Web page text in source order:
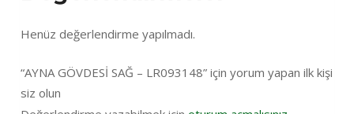
Henüz değerlendirme yapılmadı.
“AYNA GÖVDESİ SAĞ – LR093148” için yorum yapan ilk kişi
siz olun